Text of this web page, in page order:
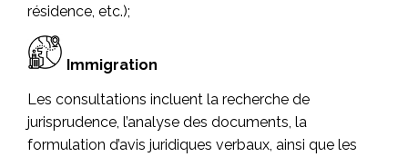
résidence, etc.);
Immigration
Les consultations incluent la recherche de
jurisprudence, l’analyse des documents, la
formulation d’avis juridiques verbaux, ainsi que les